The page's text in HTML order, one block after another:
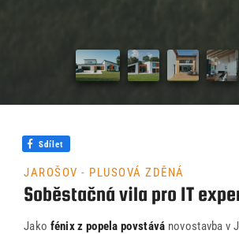
Průvodce
O
JAROŠOV - PLUSOVÁ ZDĚNÁ
Sdílet
Soběstačná vila pro IT
Jako fénix z popela povstává novostavba v